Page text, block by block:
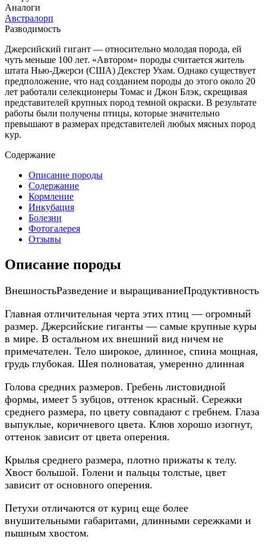
Аналоги
Австралорп
Разводимость
Джерсийский гигант — относительно молодая порода, ей
чуть меньше 100 лет. «Автором» породы считается житель
штата Нью-Джерси (США) Декстер Ухам. Однако существует
предположение, что над созданием породы до этого около 20
лет работали селекционеры Томас и Джон Блэк, скрещивая
представителей крупных пород темной окраски. В результате
работы были получены птицы, которые значительно
превышают в размерах представителей любых мясных пород
кур.
Содержание
Описание породы
Содержание
Кормление
Инкубация
Болезни
Фотогалерея
Отзывы
Описание породы
ВнешностьРазведение и выращиваниеПродуктивность
Главная отличительная черта этих птиц — огромный
размер. Джерсийские гиганты — самые крупные куры
в мире. В остальном их внешний вид ничем не
примечателен. Тело широкое, длинное, спина мощная,
грудь глубокая. Шея полноватая, умеренно длинная
Голова средних размеров. Гребень листовидной
формы, имеет 5 зубцов, оттенок красный. Сережки
среднего размера, по цвету совпадают с гребнем. Глаза
выпуклые, коричневого цвета. Клюв хорошо изогнут,
оттенок зависит от цвета оперения.
Крылья среднего размера, плотно прижаты к телу.
Хвост большой. Голени и пальцы толстые, цвет
зависит от основного оперения.
Петухи отличаются от куриц еще более
внушительными габаритами, длинными сережками и
пышным хвостом.